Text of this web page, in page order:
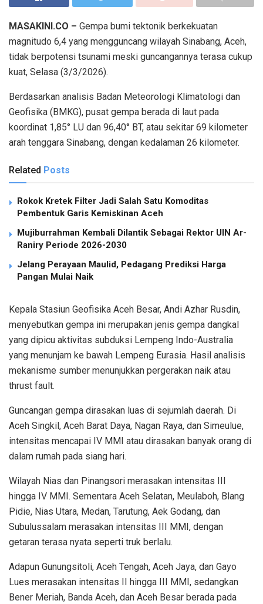
MASAKINI.CO – Gempa bumi tektonik berkekuatan
magnitudo 6,4 yang mengguncang wilayah Sinabang, Aceh,
tidak berpotensi tsunami meski guncangannya terasa cukup
kuat, Selasa (3/3/2026).
Berdasarkan analisis Badan Meteorologi Klimatologi dan
Geofisika (BMKG), pusat gempa berada di laut pada
koordinat 1,85° LU dan 96,40° BT, atau sekitar 69 kilometer
arah tenggara Sinabang, dengan kedalaman 26 kilometer.
Related Posts
Rokok Kretek Filter Jadi Salah Satu Komoditas
Pembentuk Garis Kemiskinan Aceh
Mujiburrahman Kembali Dilantik Sebagai Rektor UIN Ar-
Raniry Periode 2026-2030
Jelang Perayaan Maulid, Pedagang Prediksi Harga
Pangan Mulai Naik
Kepala Stasiun Geofisika Aceh Besar, Andi Azhar Rusdin,
menyebutkan gempa ini merupakan jenis gempa dangkal
yang dipicu aktivitas subduksi Lempeng Indo-Australia
yang menunjam ke bawah Lempeng Eurasia. Hasil analisis
mekanisme sumber menunjukkan pergerakan naik atau
thrust fault.
Guncangan gempa dirasakan luas di sejumlah daerah. Di
Aceh Singkil, Aceh Barat Daya, Nagan Raya, dan Simeulue,
intensitas mencapai IV MMI atau dirasakan banyak orang di
dalam rumah pada siang hari.
Wilayah Nias dan Pinangsori merasakan intensitas III
hingga IV MMI. Sementara Aceh Selatan, Meulaboh, Blang
Pidie, Nias Utara, Medan, Tarutung, Aek Godang, dan
Subulussalam merasakan intensitas III MMI, dengan
getaran terasa nyata seperti truk berlalu.
Adapun Gunungsitoli, Aceh Tengah, Aceh Jaya, dan Gayo
Lues merasakan intensitas II hingga III MMI, sedangkan
Bener Meriah, Banda Aceh, dan Aceh Besar berada pada